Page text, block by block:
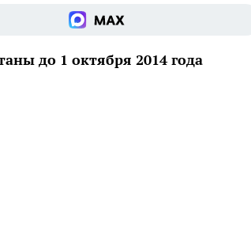
до 1 октября 2014 года